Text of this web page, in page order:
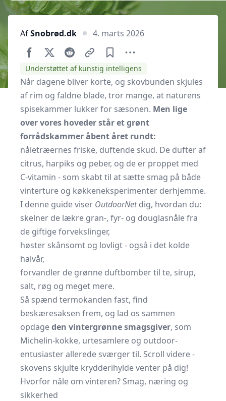
AfSnobrød.dk 4. marts 2026
Understøttet af kunstig intelligens
Når dagene bliver korte, og skovbunden skjules
af rim og faldne blade, tror mange, at naturens
spisekammer lukker for sæsonen. Men lige
over vores hoveder står et grønt
forrådskammer åbent året rundt:
nåletræernes friske, duftende skud. De dufter af
citrus, harpiks og peber, og de er proppet med
C-vitamin - som skabt til at sætte smag på både
vinterture og køkkeneksperimenter derhjemme.
I denne guide viser OutdoorNetdig, hvordan du:
skelner de lækre gran-, fyr- og douglasnåle fra
de giftige forvekslinger,
høster skånsomt og lovligt - også i det kolde
halvår,
forvandler de grønne duftbomber til te, sirup,
salt, røg og meget mere.
Så spænd termokanden fast, find
beskæresaksen frem, og lad os sammen
opdageden vintergrønne smagsgiver, som
Michelin-kokke, urtesamlere og outdoor-
entusiaster allerede sværger til. Scroll videre -
skovens skjulte krydderihylde venter på dig!
Hvorfor nåle om vinteren? Smag, næring og
sikkerhed